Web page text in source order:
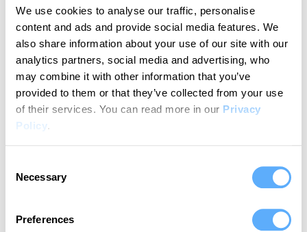
We use cookies to analyse our traffic, personalise
content and ads and provide social media features. We
also share information about your use of our site with our
analytics partners, social media and advertising, who
may combine it with other information that you’ve
provided to them or that they’ve collected from your use
of their services. You can read more in our Privacy
Policy.
Selection
Necessary
Preferences
helloHQ mit Memtime?
In einfachen Schritten zu deinem Workflow
für automatische Zeiterfassung
Verbinde helloHQ
Das bedeutet, du musst keine spezielle Einrichtung